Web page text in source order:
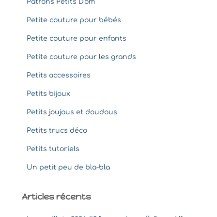
Patrons Petits D'om
Petite couture pour bébés
Petite couture pour enfants
Petite couture pour les grands
Petits accessoires
Petits bijoux
Petits joujous et doudous
Petits trucs déco
Petits tutoriels
Un petit peu de bla-bla
Articles récents